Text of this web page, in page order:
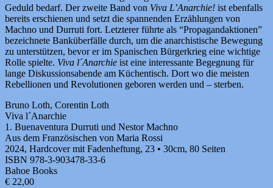
Geduld bedarf. Der zweite Band von Viva L’Anarchie! ist ebenfalls
bereits erschienen und setzt die spannenden Erzählungen von
Machno und Durruti fort. Letzterer führte als “Propagandaktionen”
bezeichnete Banküberfälle durch, um die anarchistische Bewegung
zu unterstützen, bevor er im Spanischen Bürgerkrieg eine wichtige
Rolle spielte. Viva l´Anarchie ist eine interessante Begegnung für
lange Diskussionsabende am Küchentisch. Dort wo die meisten
Rebellionen und Revolutionen geboren werden und – sterben.
Bruno Loth, Corentin Loth
Viva l´Anarchie
1. Buenaventura Durruti und Nestor Machno
Aus dem Französischen von Maria Rossi
2024, Hardcover mit Fadenheftung, 23 • 30cm, 80 Seiten
ISBN 978-3-903478-33-6
Bahoe Books
€ 22,00